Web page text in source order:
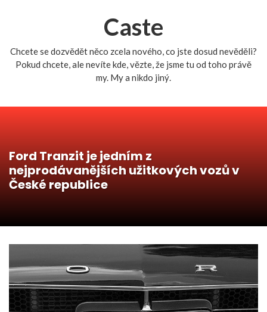
Caste
Chcete se dozvědět něco zcela nového, co jste dosud nevěděli?
Pokud chcete, ale nevíte kde, vězte, že jsme tu od toho právě
my. My a nikdo jiný.
Ford Tranzit je jedním z
nejprodávanějších užitkových vozů v
České republice